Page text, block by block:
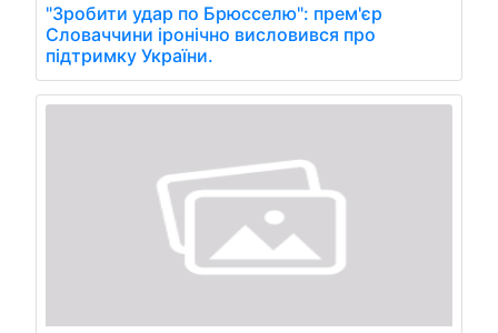
"Зробити удар по Брюсселю": прем'єр
Словаччини іронічно висловився про
підтримку України.